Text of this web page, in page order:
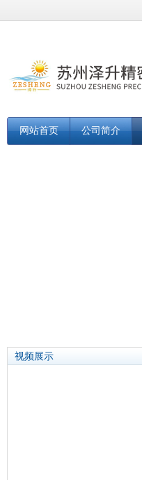
网站首页 公司简介
视频展示